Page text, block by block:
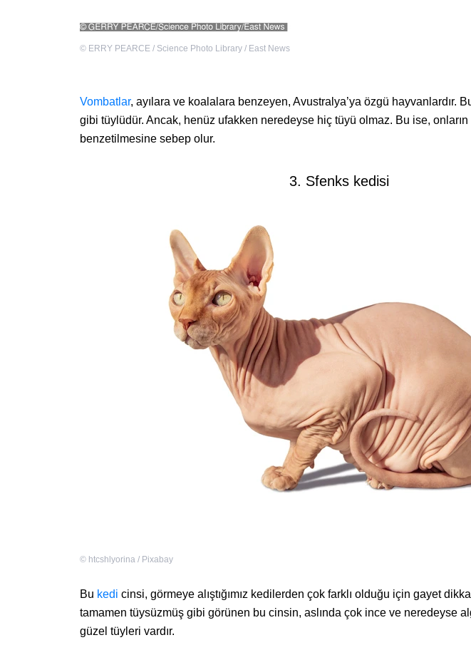
© ERRY PEARCE / Science Photo Library / East News
Vombatlar, ayılara ve koalalara benzeyen, Avustralya’ya özgü hayvanlardır.
gibi tüylüdür. Ancak, henüz ufakken neredeyse hiç tüyü olmaz. Bu ise,
benzetilmesine sebep olur.
3. Sfenks kedisi
© htcshlyorina / Pixabay
Bu kedi cinsi, görmeye alıştığımız kedilerden çok farklı olduğu için gayet
tamamen tüysüzmüş gibi görünen bu cinsin, aslında çok ince ve neredeyse
güzel tüyleri vardır.